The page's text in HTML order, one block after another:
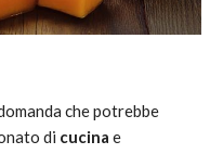
che potrebbe
di cucina e